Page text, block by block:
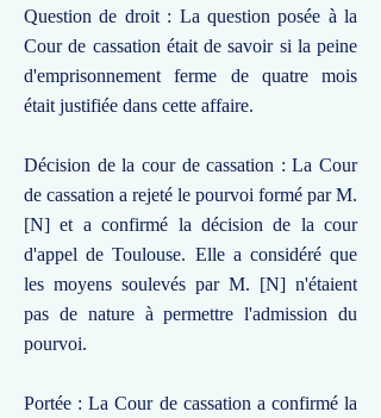
Question de droit : La question posée à la
Cour de cassation était de savoir si la peine
d'emprisonnement ferme de quatre mois
était justifiée dans cette affaire.
Décision de la cour de cassation : La Cour
de cassation a rejeté le pourvoi formé par M.
[N] et a confirmé la décision de la cour
d'appel de Toulouse. Elle a considéré que
les moyens soulevés par M. [N] n'étaient
pas de nature à permettre l'admission du
pourvoi.
Portée : La Cour de cassation a confirmé la